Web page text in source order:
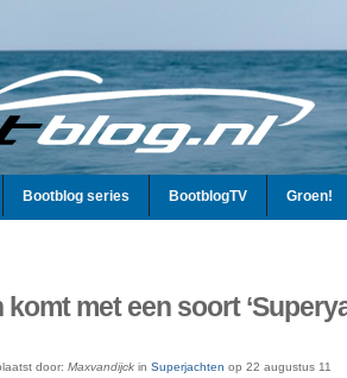
Bootblog series BootblogTV Groen!
komt met een soort
door: Maxvandijck in Superjachten op 22 augustus 11